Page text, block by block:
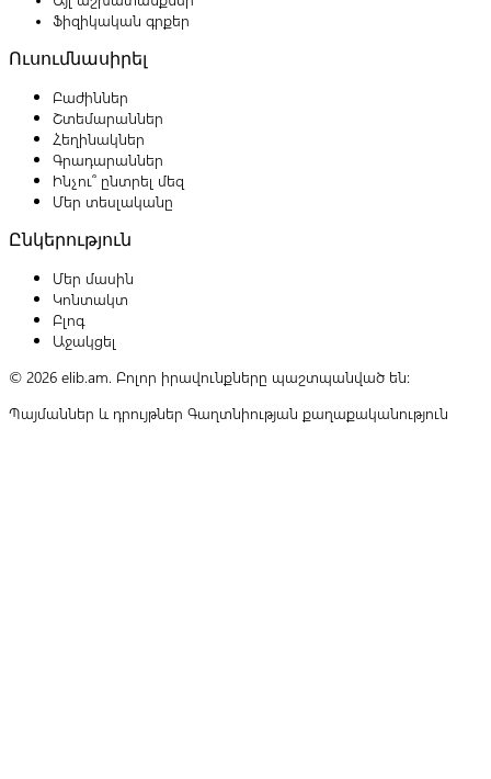
Ֆիզիկական գրքեր
Ուսումնասիրել
Բաժիններ
Շտեմարաններ
Հեղինակներ
Գրադարաններ
Ինչու՞ ընտրել մեզ
Մեր տեսլականը
Ընկերություն
Մեր մասին
Կոնտակտ
Բլոգ
Աջակցել
© 2026 elib.am. Բոլոր իրավունքները պաշտպանված են:
Պայմաններ և դրույթներ Գաղտնիության քաղաքականություն